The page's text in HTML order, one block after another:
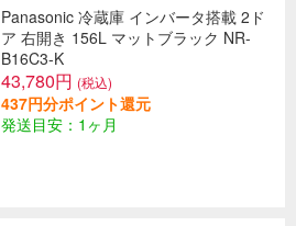
Panasonic 冷蔵庫 インバータ搭載 2ド
ア 右開き 156L マットブラック NR-
B16C3-K
43,780円 (税込)
437円分ポイント還元
発送目安：1ヶ月